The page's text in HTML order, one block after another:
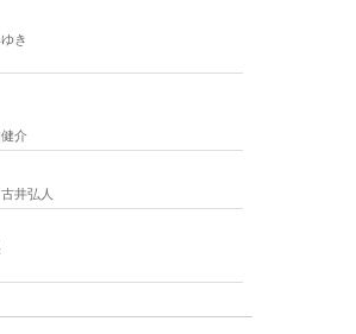
ゆき
介
井弘人